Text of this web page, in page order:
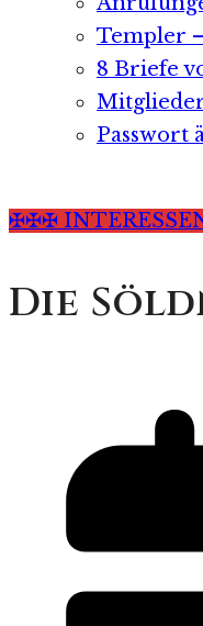
Templer
8 Briefe
Passwort
✠✠✠
Die